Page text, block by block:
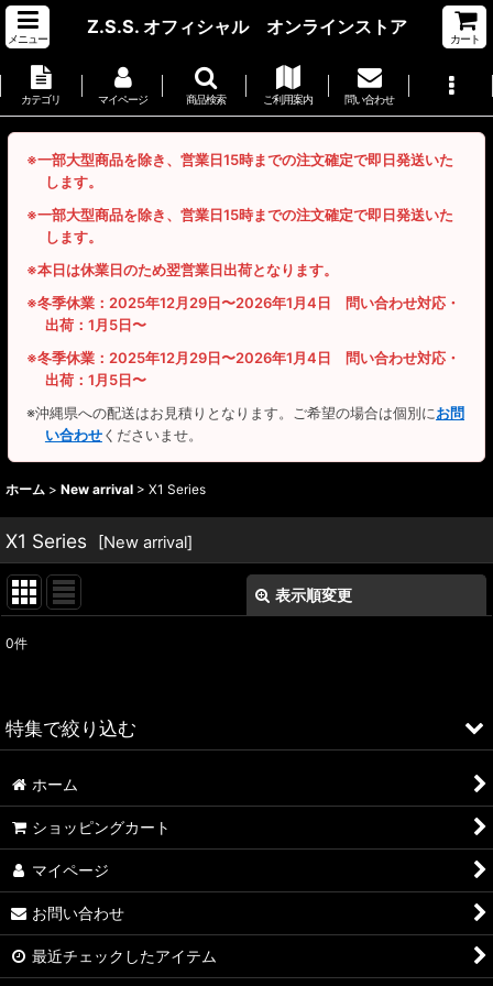
メニュー
Z.S.S. オフィシャル オンラインストア
カート
カテゴリ マイページ 商品検索 ご利用案内 問い合わせ
※一部大型商品を除き、営業日15時までの注文確定で即日発送いた
します。
※一部大型商品を除き、営業日15時までの注文確定で即日発送いた
します。
※本日は休業日のため翌営業日出荷となります。
※冬季休業：2025年12月29日〜2026年1月4日 問い合わせ対応・
出荷：1月5日〜
※冬季休業：2025年12月29日〜2026年1月4日 問い合わせ対応・
出荷：1月5日〜
※沖縄県への配送はお見積りとなります。ご希望の場合は個別にお問
い合わせくださいませ。
ホーム > New arrival > X1 Series
X1 Series [New arrival]
表示順変更
並び順:
0件
特集で絞り込む
ALFA ROMEO > 156
ALFA ROMEO > 147
ALFA ROMEO > 159
A4
ホーム
ショッピングカート
マイページ
お問い合わせ
最近チェックしたアイテム